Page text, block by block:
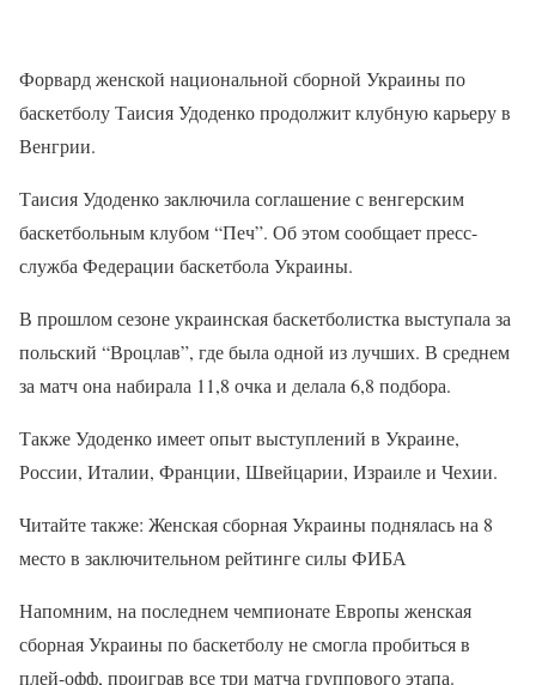
Форвард женской национальной сборной Украины по
баскетболу Таисия Удоденко продолжит клубную карьеру в
Венгрии.
Таисия Удоденко заключила соглашение с венгерским
баскетбольным клубом “Печ”. Об этом сообщает пресс-
служба Федерации баскетбола Украины.
В прошлом сезоне украинская баскетболистка выступала за
польский “Вроцлав”, где была одной из лучших. В среднем
за матч она набирала 11,8 очка и делала 6,8 подбора.
Также Удоденко имеет опыт выступлений в Украине,
России, Италии, Франции, Швейцарии, Израиле и Чехии.
Читайте также: Женская сборная Украины поднялась на 8
место в заключительном рейтинге силы ФИБА
Напомним, на последнем чемпионате Европы женская
сборная Украины по баскетболу не смогла пробиться в
плей-офф, проиграв все три матча группового этапа.